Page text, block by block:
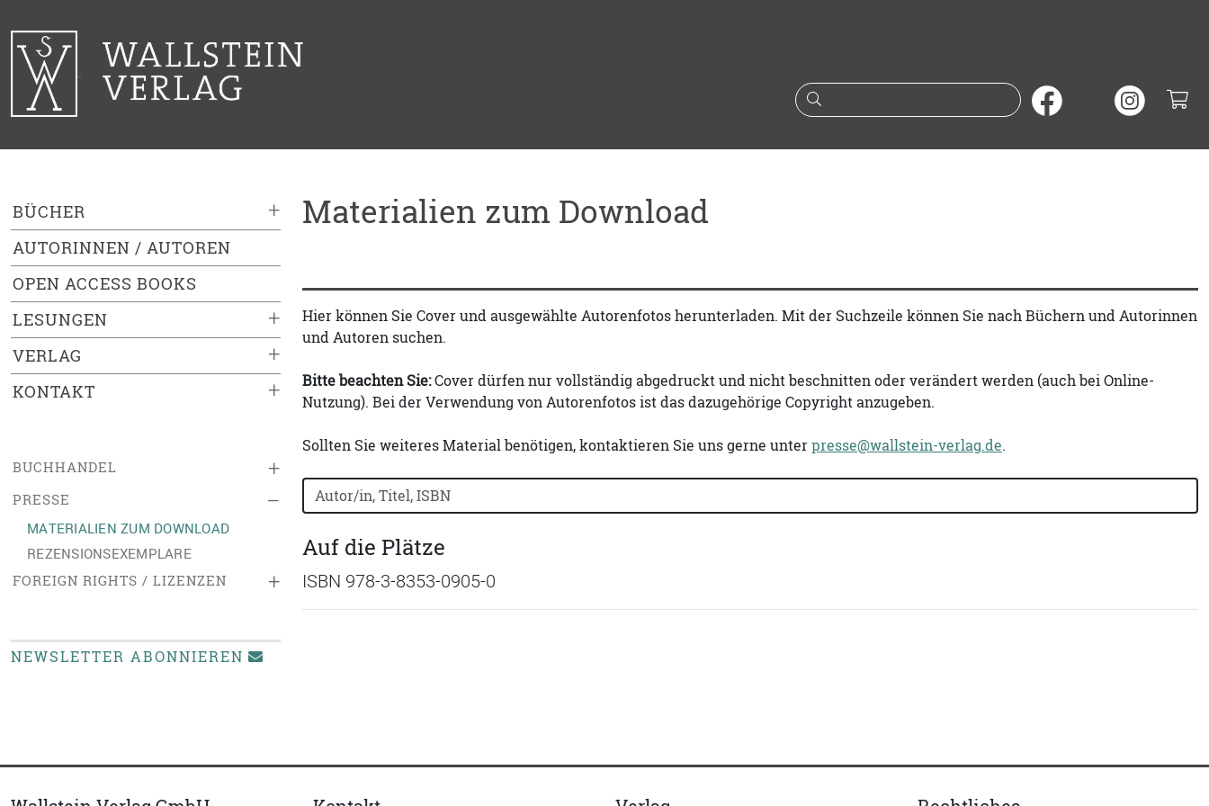
Suche nach Büchern oder
+
BÜCHER
AUTORINNEN / AUTOREN
OPEN ACCESS BOOKS
+
LESUNGEN
+
VERLAG
+
KONTAKT
+
BUCHHANDEL
–
PRESSE
MATERIALIEN ZUM DOWNLOAD
REZENSIONSEXEMPLARE
+
FOREIGN RIGHTS / LIZENZEN
NEWSLETTER ABONNIEREN
Materialien zum Download
Hier können Sie Cover und ausgewählte Autorenfotos herunterladen. Mit der Suchzeile können Sie nach Büchern und Autorinnen
und Autoren suchen.
Bitte beachten Sie:Cover dürfen nur vollständig abgedruckt und nicht beschnitten oder verändert werden (auch bei Online-
Nutzung). Bei der Verwendung von Autorenfotos ist das dazugehörige Copyright anzugeben.
Sollten Sie weiteres Material benötigen, kontaktieren Sie uns gerne unterpresse@wallstein-verlag.de.
Bücher nach Buchtitel, Autorennamen oder ISBN suchen:
Auf die Plätze
ISBN 978-3-8353-0905-0